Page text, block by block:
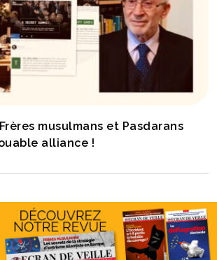
Frères musulmans et Pasdarans
alliance !